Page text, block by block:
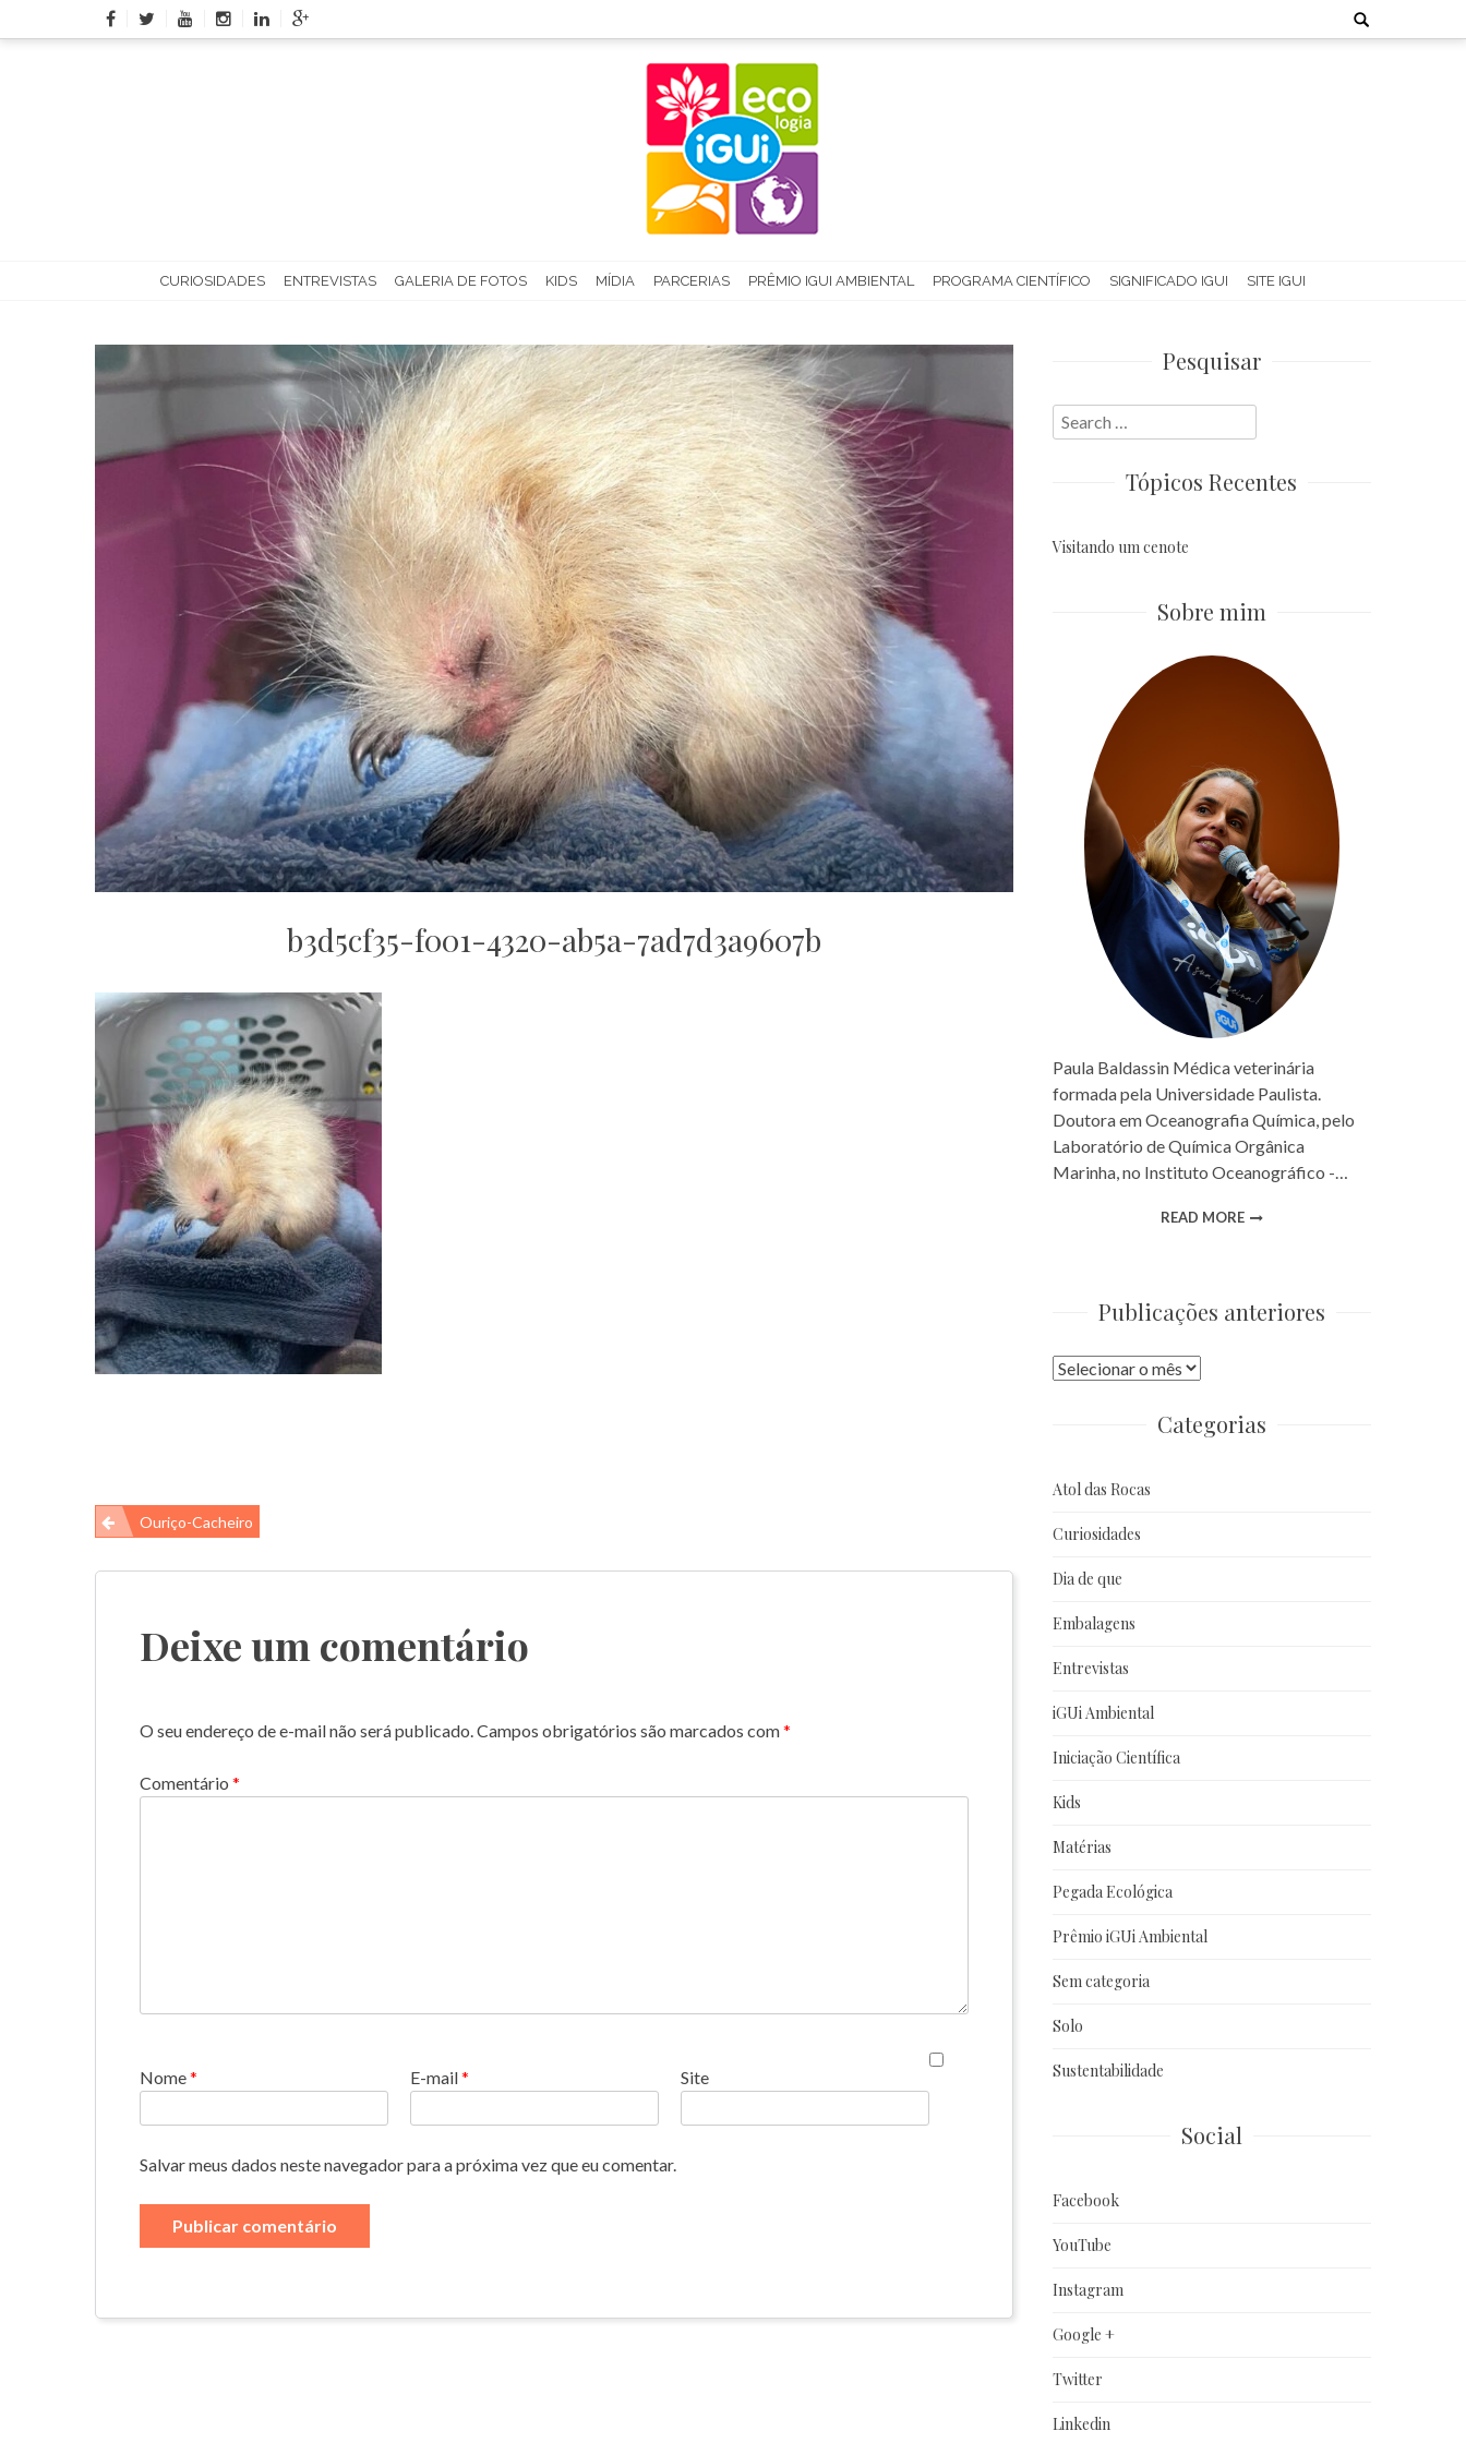
to
Search
for:
CURIOSIDADES ENTREVISTAS GALERIA DE FOTOS KIDS MÍDIA PARCERIAS PRÊMIO IGUI AMBIENTAL PROGRAMA CIENTÍFICO SIGNIFICADO IGUI SITE IGUI
b3d5cf35-f001-4320-ab5a-7ad7d3a9607b
Navegação
de
Ouriço-Cacheiro
Deixe um comentário
O seu endereço de e-mail não será publicado.Campos obrigatórios são marcados com*
Comentário *
Nome* E-mail* Site
Salvar meus dados neste navegador para a próxima vez que eu comentar.
Pesquisar
Search
for:
Tópicos Recentes
Visitando um cenote
Sobre mim
Paula Baldassin Médica veterinária
formada pela Universidade Paulista.
Doutora em Oceanografia Química, pelo
Laboratório de Química Orgânica
Marinha, no Instituto Oceanográfico -…
READ MORE
Publicações anteriores
Publicações
Categorias
Atol das Rocas
Curiosidades
Dia de que
Embalagens
Entrevistas
iGUi Ambiental
Iniciação Científica
Kids
Matérias
Pegada Ecológica
Prêmio iGUi Ambiental
Sem categoria
Solo
Sustentabilidade
Social
Facebook
YouTube
Instagram
Google +
Twitter
Linkedin